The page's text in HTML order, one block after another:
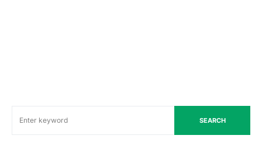
SEARCH